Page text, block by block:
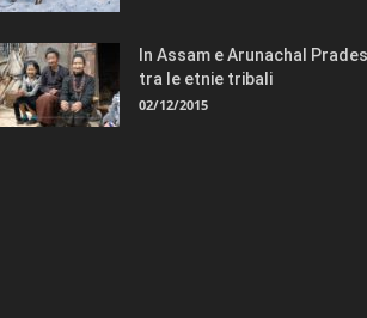
In Assam e Arunachal
tra le etnie tribali
02/12/2015